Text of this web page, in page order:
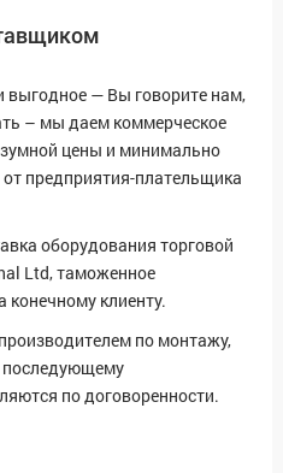
выгодное — Вы говорите нам,
– мы даем коммерческое
цены и минимально
предприятия-плательщика
оборудования торговой
Ltd, таможенное
конечному клиенту.
по монтажу,
последующему
по договоренности.